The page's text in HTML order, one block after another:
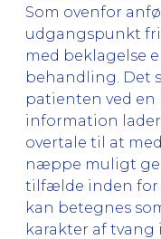
Som ovenfor
udgangspunkt
med beklagelse
behandling. Det
patienten ved
information
overtale til at
næppe muligt
tilfælde inden for
kan betegnes
karakter af tvang